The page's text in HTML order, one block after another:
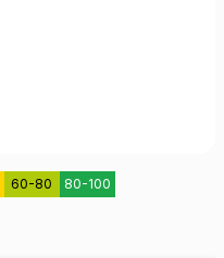
60-80 80-100